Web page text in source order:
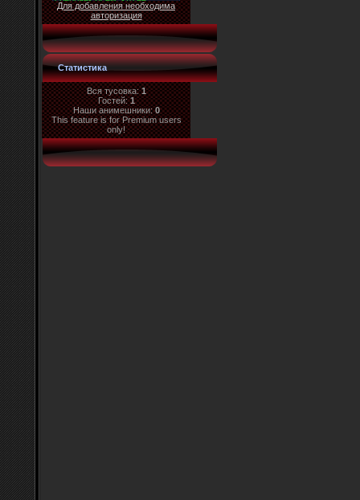
Для добавления необходима
авторизация
Статистика
Вся тусовка:1
Гостей:1
Наши анимешники:0
This feature is for Premium users
only!